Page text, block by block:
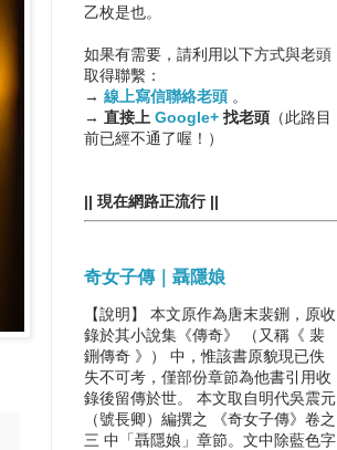
乙枚是也。
如果有需要，請利用以下方式與老頭
取得聯繫：
→ 線上寫信聯絡老頭 。
→ 直接上 Google+ 找老頭 （此路目
前已經不通了喔！）
|| 現在網路正流行 ||
奇女子傳｜聶隱娘
【說明】 本文原作為唐末裴鉶，原收
錄於其小說集《傳奇》 （又稱《 裴
鉶傳奇 》） 中，惟該書原貌現已佚
失不可考，僅部份章節為他書引用收
錄後留傳於世。 本文取自明代吳震元
（號長卿）編撰之 《奇女子傳》卷之
三 中「聶隱娘」章節。文中除藍色字